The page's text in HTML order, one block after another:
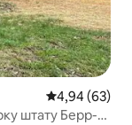
Середня
4,94 (63)
штату Берр-